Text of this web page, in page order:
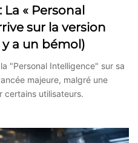
« Personal
sur la version
a un bémol)
"Personal Intelligence" sur sa
majeure, malgré une
certains utilisateurs.